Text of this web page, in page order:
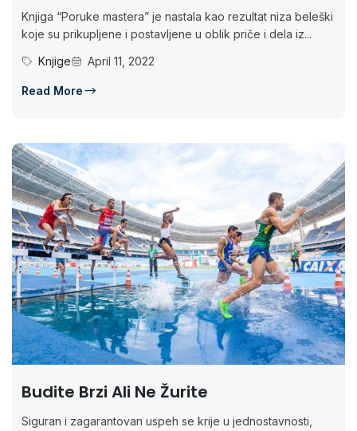
Knjiga “Poruke mastera” je nastala kao rezultat niza beleški
koje su prikupljene i postavljene u oblik priče i dela iz...
Knjige
April 11, 2022
Read More
Budite Brzi Ali Ne Žurite
Siguran i zagarantovan uspeh se krije u jednostavnosti,